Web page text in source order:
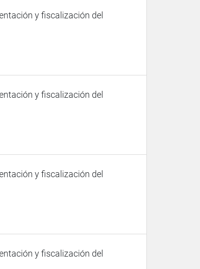
y fiscalización del
y fiscalización del
y fiscalización del
y fiscalización del